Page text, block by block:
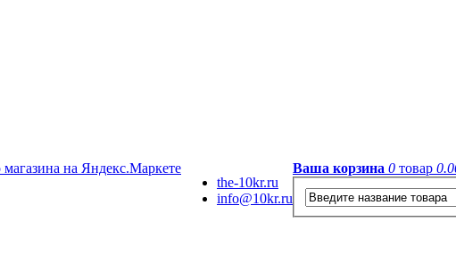
the-10kr.ru
info@10kr.ru
Ваша корзина 0 товар